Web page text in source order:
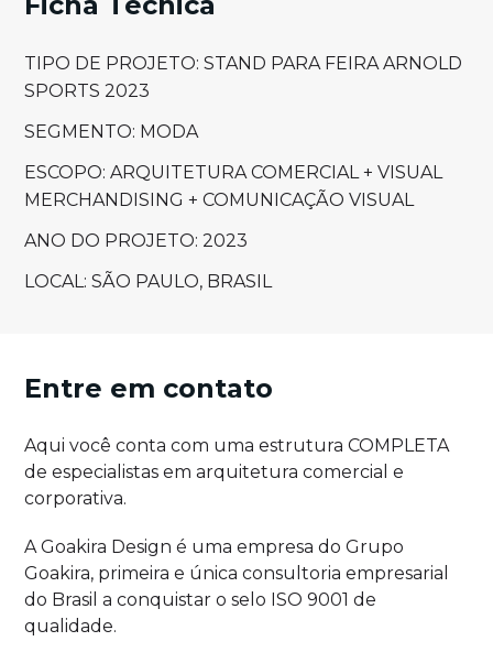
TIPO DE PROJETO: STAND PARA FEIRA ARNOLD
SPORTS 2023
SEGMENTO: MODA
ESCOPO: ARQUITETURA COMERCIAL + VISUAL
MERCHANDISING + COMUNICAÇÃO VISUAL
ANO DO PROJETO: 2023
LOCAL: SÃO PAULO, BRASIL
Entre em contato
Aqui você conta com uma estrutura COMPLETA
de especialistas em arquitetura comercial e
corporativa.
A Goakira Design é uma empresa do Grupo
Goakira, primeira e única consultoria empresarial
do Brasil a conquistar o selo ISO 9001 de
qualidade.